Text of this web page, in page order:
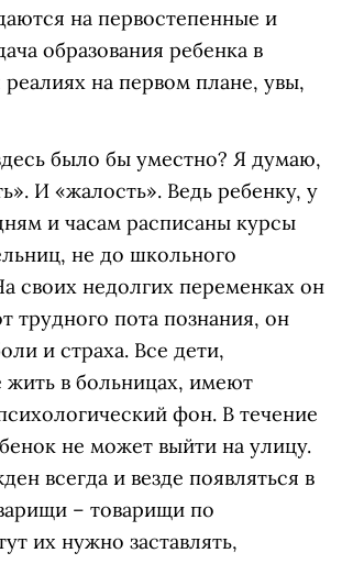
на первостепенные и
образования ребенка в
на первом плане, увы,
было бы уместно? Я думаю,
И «жалость». Ведь ребенку, у
и часам расписаны курсы
не до школьного
своих недолгих переменках он
трудного пота познания, он
и страха. Все дети,
в больницах, имеют
фон. В течение
не может выйти на улицу.
всегда и везде появляться в
– товарищи по
их нужно заставлять,